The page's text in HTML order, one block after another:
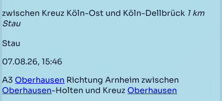
zwischen Kreuz Köln-Ost und Köln-Dellbrück 1 km
Stau
Stau
07.08.26, 15:46
A3 Oberhausen Richtung Arnheim zwischen
Oberhausen-Holten und Kreuz Oberhausen